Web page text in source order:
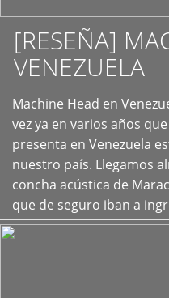
[RESEÑA]
VENEZUELA
Machine Head en
vez ya en varios años
presenta en Venezuela
nuestro país. Llegamos
concha acústica de
que de seguro iban a